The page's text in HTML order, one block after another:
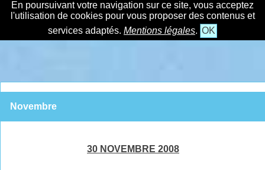
En poursuivant votre navigation sur ce site, vous acceptez
l'utilisation de cookies pour vous proposer des contenus et
services adaptés. Mentions légales. OK
Novembre
30 NOVEMBRE 2008